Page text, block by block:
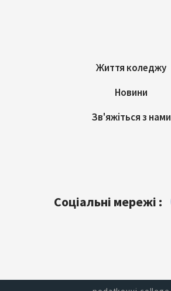
Життя коледжу
Новини
Зв'яжіться з нами
Соціальні мережі :